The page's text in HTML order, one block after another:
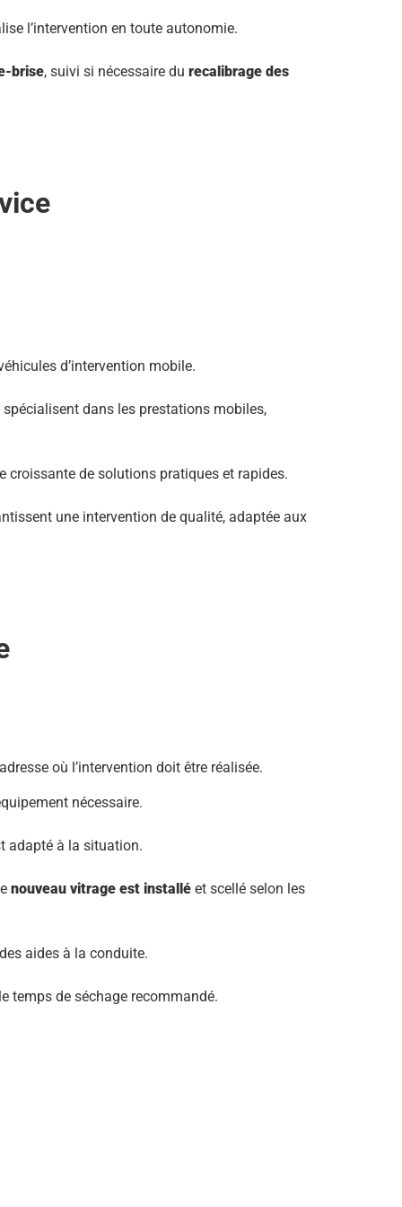
l’intervention en toute autonomie.
brise, suivi si nécessaire du recalibrage des
d’intervention mobile.
dans les prestations mobiles,
croissante de solutions pratiques et rapides.
une intervention de qualité, adaptée aux
où l’intervention doit être réalisée.
nécessaire.
adapté à la situation.
nouveau vitrage est installé et scellé selon les
aides à la conduite.
temps de séchage recommandé.